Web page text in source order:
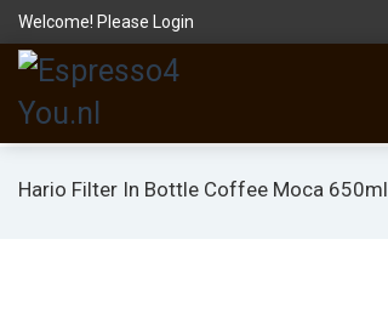
Welcome! Please Login
Hario Filter In Bottle Coffee Moca 650ml